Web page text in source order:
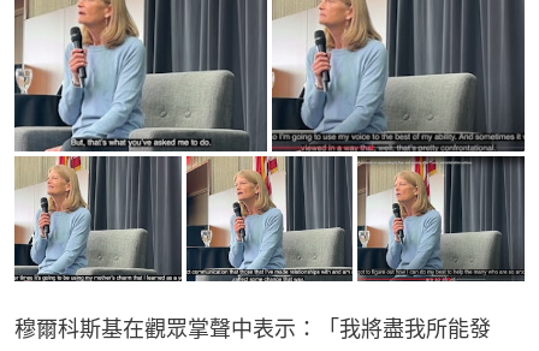
穆爾科斯基在觀眾掌聲中表示：「我將盡我所能發